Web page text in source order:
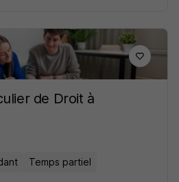
de Droit à
Temps partiel